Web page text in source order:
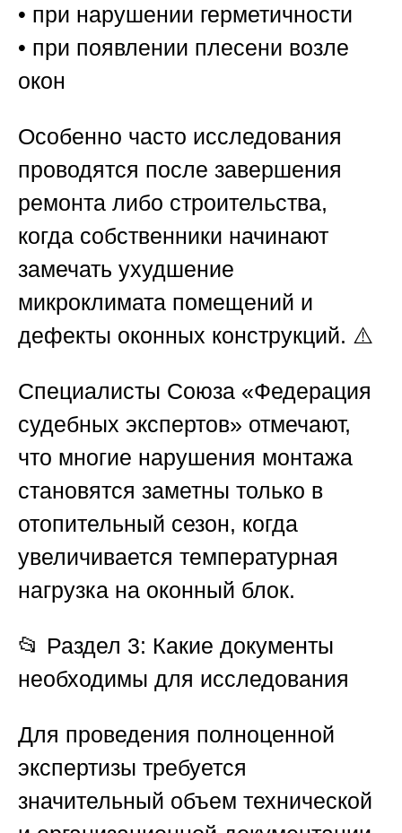
• при нарушении герметичности
• при появлении плесени возле
окон
Особенно часто исследования
проводятся после завершения
ремонта либо строительства,
когда собственники начинают
замечать ухудшение
микроклимата помещений и
дефекты оконных конструкций. ⚠️
Специалисты Союза «Федерация
судебных экспертов» отмечают,
что многие нарушения монтажа
становятся заметны только в
отопительный сезон, когда
увеличивается температурная
нагрузка на оконный блок.
📂 Раздел 3: Какие документы
необходимы для исследования
Для проведения полноценной
экспертизы требуется
значительный объем технической